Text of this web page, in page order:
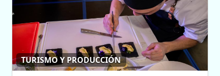
TURISMO Y PRODUCCIÓN